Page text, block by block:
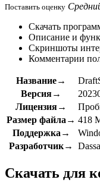
Поставить оценку
Скачать
Описание и
Скриншоты
Комментарии
Название→
Версия→
Лицензия→
Размер файла→ 418
Поддержка→
Разработчик→
Скачать для